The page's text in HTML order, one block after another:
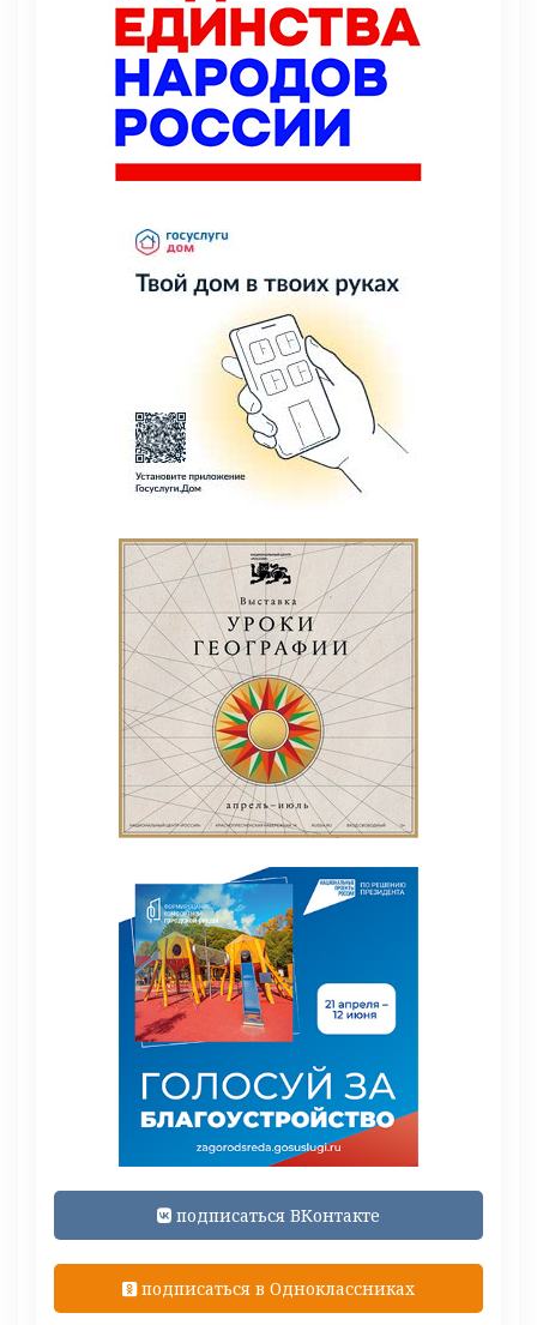
подписаться ВКонтакте
подписаться в Одноклассниках